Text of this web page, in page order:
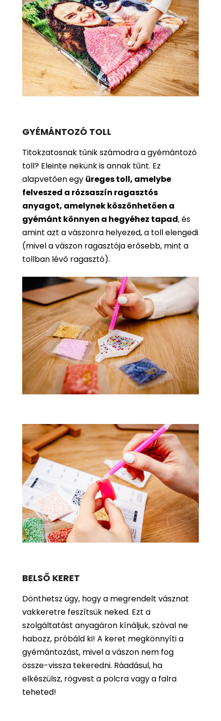
GYÉMÁNTOZÓ TOLL
Titokzatosnak tűnik számodra a gyémántozó
toll? Eleinte nekünk is annak tűnt. Ez
alapvetően egy üreges toll, amelybe
felveszed a rózsaszín ragasztós
anyagot, amelynek köszönhetően a
gyémánt könnyen a hegyéhez tapad, és
amint azt a vászonra helyezed, a toll elengedi
(mivel a vászon ragasztója erősebb, mint a
tollban lévő ragasztó).
BELSŐ KERET
Dönthetsz úgy, hogy a megrendelt vásznat
vakkeretre feszítsük neked. Ezt a
szolgáltatást anyagáron kínáljuk, szóval ne
habozz, próbáld ki! A keret megkönnyíti a
gyémántozást, mivel a vászon nem fog
össze-vissza tekeredni. Ráadásul, ha
elkészülsz, rögvest a polcra vagy a falra
teheted!